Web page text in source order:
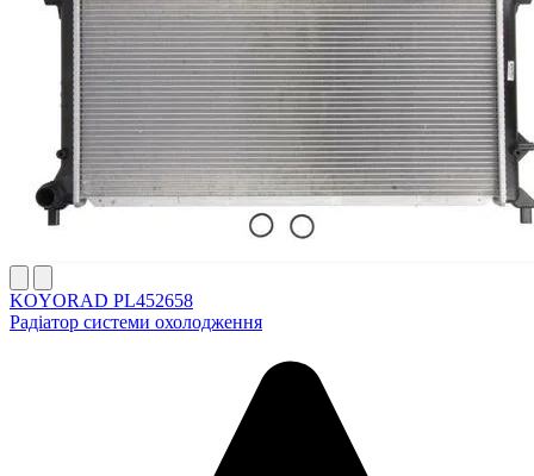
KOYORAD PL452658
Радіатор системи охолодження